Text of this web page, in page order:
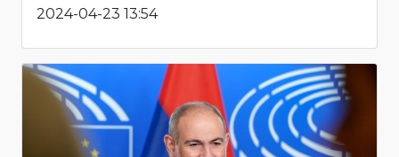
2024-04-23 13:54